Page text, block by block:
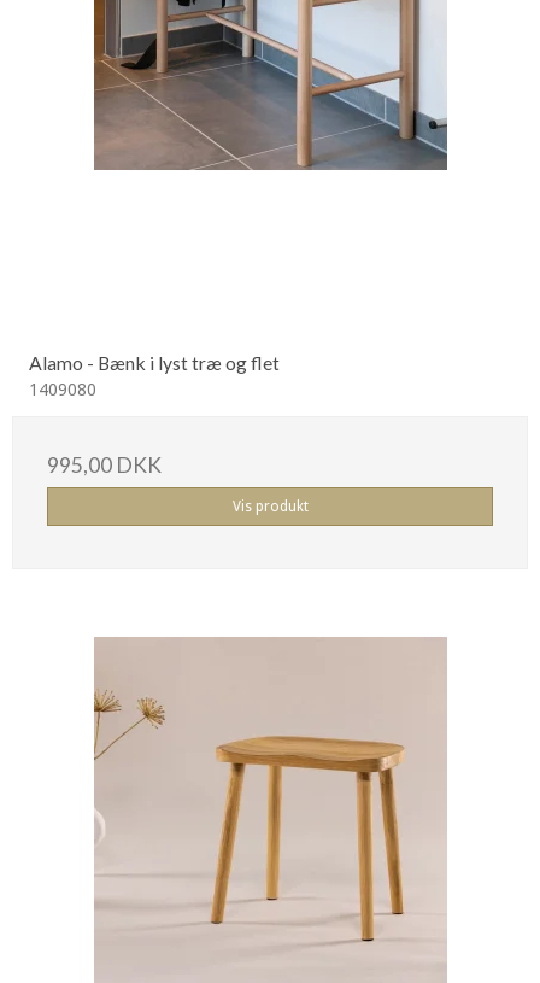
Alamo - Bænk i lyst træ og flet
1409080
995,00 DKK
Vis produkt